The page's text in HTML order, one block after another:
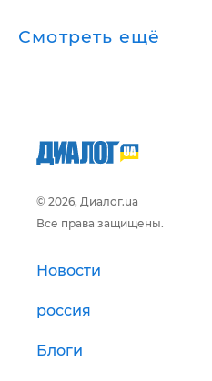
Смотреть ещё
© 2026, Диалог.ua
Все права защищены.
Новости
россия
Блоги